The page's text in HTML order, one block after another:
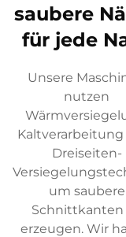
saubere
für jede
Unsere
nutzen
Dreiseiten-
um saubere
Schnittkanten
erzeugen. Wir